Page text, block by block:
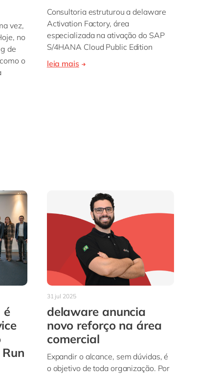
vez,
no
de
o
Consultoria estruturou a delaware
Activation Factory, área
especializada na ativação do SAP
S/4HANA Cloud Public Edition
leia mais
é
31 jul 2025
delaware anuncia
novo reforço na área
comercial
Expandir o alcance, sem dúvidas, é
o objetivo de toda organização. Por